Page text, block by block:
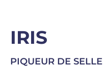
IRIS
PIQUEUR DE SELLE